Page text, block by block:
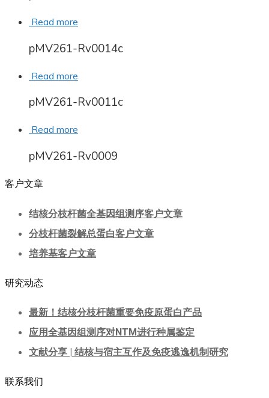
Read more
pMV261-Rv0014c
Read more
pMV261-Rv0011c
Read more
pMV261-Rv0009
客户文章
结核分枝杆菌全基因组测序客户文章
分枝杆菌裂解总蛋白客户文章
培养基客户文章
研究动态
最新！结核分枝杆菌重要免疫原蛋白产品
应用全基因组测序对NTM进行种属鉴定
文献分享 | 结核与宿主互作及免疫逃逸机制研究
联系我们